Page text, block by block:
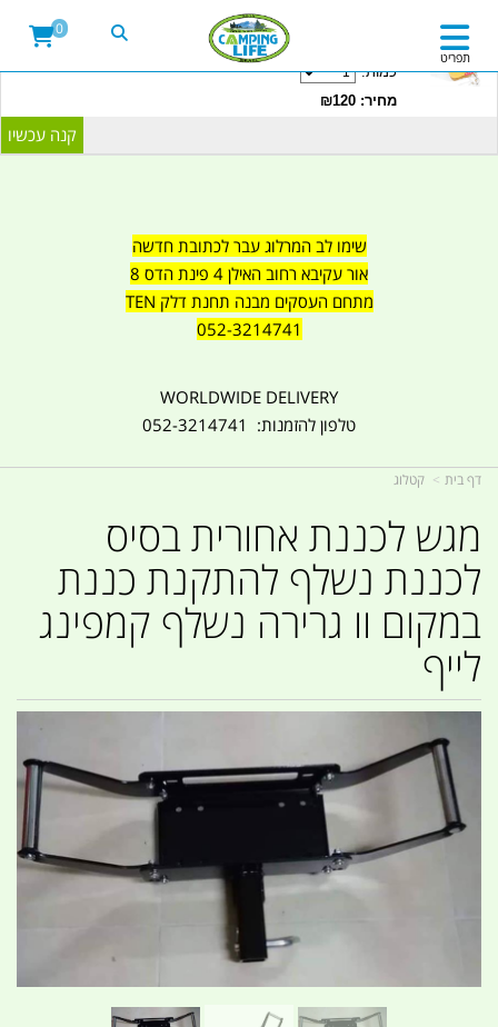
20LITRE WATER CONTAINER WITH TAP
CAMPINGLIFE ISRAEL קמפינג לייף
כמות:
מחיר: ₪120
שימו לב המרלוג עבר לכתובת חדשה
אור עקיבא רחוב האילן 4 פינת הדס 8
מתחם העסקים מבנה תחנת דלק TEN
052-3214741
WORLDWIDE DELIVERY
טלפון להזמנות: 052-3214741
תפריט
0
דף בית קטלוג
מגש לכננת אחורית בסיס
לכננת נשלף להתקנת כננת
במקום וו גרירה נשלף קמפינג
לייף